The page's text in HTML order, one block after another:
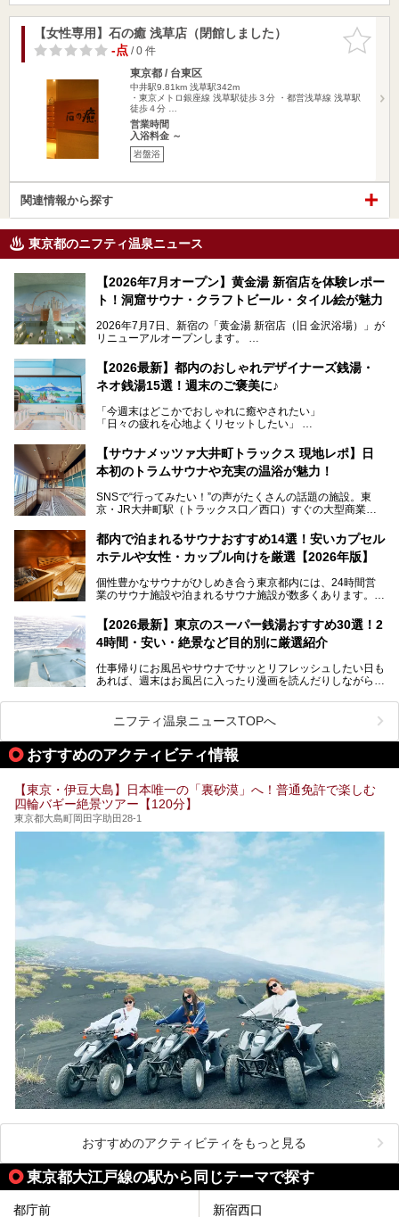
お気に入
りに追加
【女性専用】石の癒 浅草店（閉館しました）
-点/ 0 件
東京都 / 台東区
中井駅9.81km 浅草駅342m
・東京メトロ銀座線 浅草駅徒歩３分 ・都営浅草線 浅草駅
徒歩４分 …
営業時間
入浴料金 ～
岩盤浴
関連情報から探す
東京都のニフティ温泉ニュース
【2026年7月オープン】黄金湯 新宿店を体験レポー
ト！洞窟サウナ・クラフトビール・タイル絵が魅力
2026年7月7日、新宿の「黄金湯 新宿店（旧 金沢浴場）」が
リニューアルオープンします。
レトロでノスタルジックなタイル絵はそのまま、昔からここ
を知る地元の人にも、新しく足を運んでくれる人にも愛され
る、今の時代の"銭湯"として生まれ変わりました。洞窟のよ
ビアバーなど、新しく登場したスポットも併せて紹介しま
す。充実した設備があるのに、基本の入浴料が銭湯価格の5
【2026最新】都内のおしゃれデザイナーズ銭湯・
ネオ銭湯15選！週末のご褒美に♪
「今週末はどこかでおしゃれに癒やされたい」
「日々の疲れを心地よくリセットしたい」
となっている新しいスタイルの銭湯です。
最近、SNSやメディアで「デザイナーズ銭湯」や「ネオ銭
本記事では、そもそもこれらがどんな銭湯なのか、その気に
いおしゃれな名店15選を、おすすめの順番で一挙にご紹介
します。
【サウナメッツァ大井町トラックス 現地レポ】日
本初のトラムサウナや充実の温浴が魅力！
SNSで“行ってみたい！”の声がたくさんの話題の施設。東
京・JR大井町駅（トラックス口／西口）すぐの大型商業施
ツァ大井町トラックス」がニューオープン。施設の様子をレ
ポ―トします。
都内で泊まれるサウナおすすめ14選！安いカプセル
ホテルや女性・カップル向けを厳選【2026年版】
個性豊かなサウナがひしめき合う東京都内には、24時間営
業のサウナ施設や泊まれるサウナ施設が数多くあります。
を旅の目的とする「サ旅」や自分へのご褒美のための宿泊な
ど、自分の好きなタイミングで好きなだけサ活ができるのが
魅力です。
最近では、男性専用施設だけでなく、カップルや女性に嬉し
い個室サウナも増えてきました。
ら、特におすすめしたい施設14選をご紹介します。
してみてください。
【2026最新】東京のスーパー銭湯おすすめ30選！2
4時間・安い・絶景など目的別に厳選紹介
仕事帰りにお風呂やサウナでサッとリフレッシュしたい日も
あれば、週末はお風呂に入ったり漫画を読んだりしながら一
また、終電を逃してしまい、「このまま朝までゆっくりでき
る場所があれば」と探した経験がある人も多いのではないで
しょうか。
そこで本記事では、東京でおすすめのスーパー銭湯を、目的
24時間営業で宿泊できる施設や、1,000円以下で楽しめる安
い施設、デートや休日レジャーにもぴったりなエンタメ要素
が充実した施設など、利用のシーンに合わせて参考にしてく
ださい。
ニフティ温泉ニュースTOPへ
おすすめのアクティビティ情報
【東京・伊豆大島】日本唯一の「裏砂漠」へ！普通免許で楽しむ
四輪バギー絶景ツアー【120分】
東京都大島町岡田字助田28-1
おすすめのアクティビティをもっと見る
東京都大江戸線の駅から同じテーマで探す
都庁前 新宿西口